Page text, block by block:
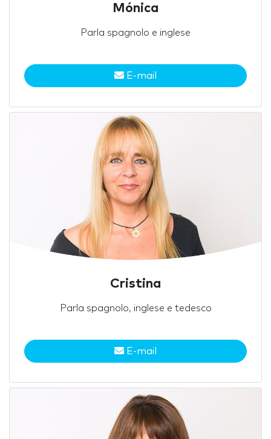
Mónica
Parla spagnolo e inglese
E-mail
Cristina
Parla spagnolo, inglese e tedesco
E-mail